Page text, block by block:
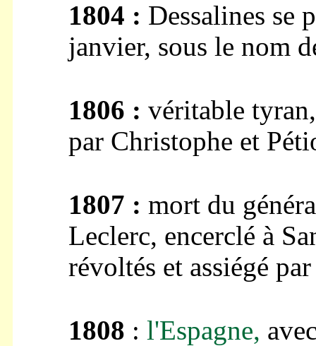
1804 : Dessalines se
janvier, sous le nom
1806 : véritable tyran,
par Christophe et
1807 : mort du
Leclerc, encerclé à
révoltés et assiégé
1808 : l'Espagne,